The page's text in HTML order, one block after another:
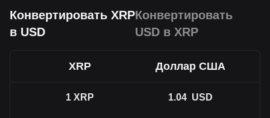
Конвертировать XRP
в USD
Конвертировать
USD в XRP
XRP Доллар США
1 XRP 1.04 USD